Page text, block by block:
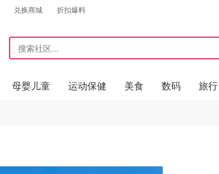
兑换商城 折扣爆料
母婴儿童 运动保健 美食 数码 旅行